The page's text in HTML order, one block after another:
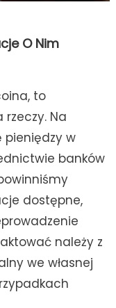
O Nim
to
Na
pieniędzy w
banków
dostępne,
należy z
we własnej